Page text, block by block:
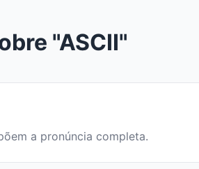
"ASCII"
a pronúncia completa.